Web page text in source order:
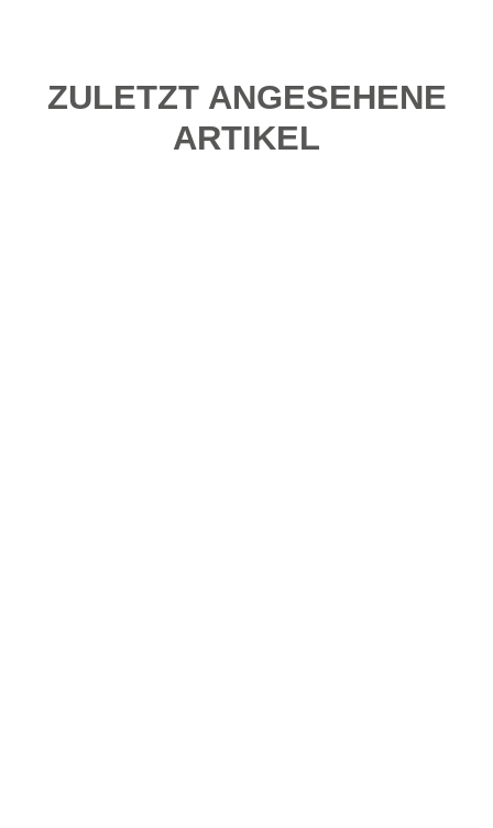
ZULETZT ANGESEHENE
ARTIKEL